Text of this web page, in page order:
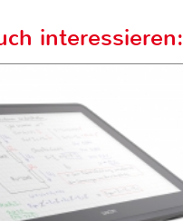
interessieren: